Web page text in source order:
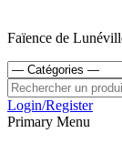
Faïence de
Login/Register
Primary Menu